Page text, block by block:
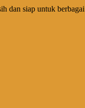
dan siap untuk